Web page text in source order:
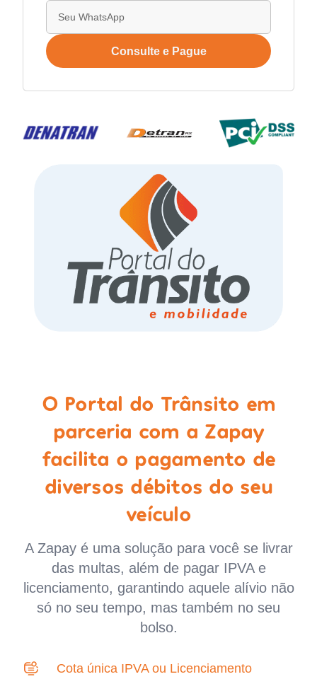
Consulte e Pague
O Portal do Trânsito em
parceria com a Zapay
facilita o pagamento de
diversos débitos do seu
veículo
A Zapay é uma solução para você se livrar
das multas, além de pagar IPVA e
licenciamento, garantindo aquele alívio não
só no seu tempo, mas também no seu
bolso.
Cota única IPVA ou Licenciamento